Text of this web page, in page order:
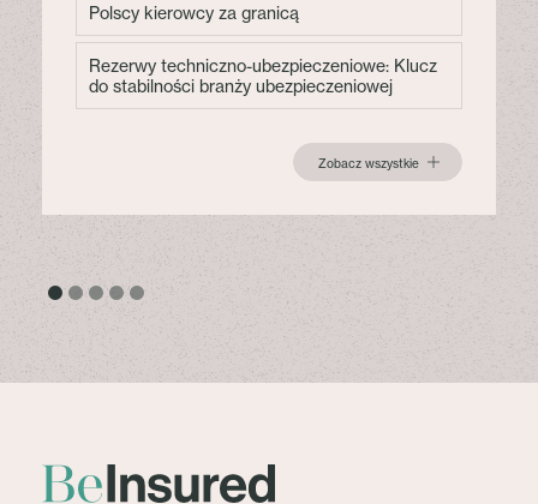
Polscy kierowcy za granicą
Rezerwy techniczno-ubezpieczeniowe: Klucz
do stabilności branży ubezpieczeniowej
Zobacz wszystkie